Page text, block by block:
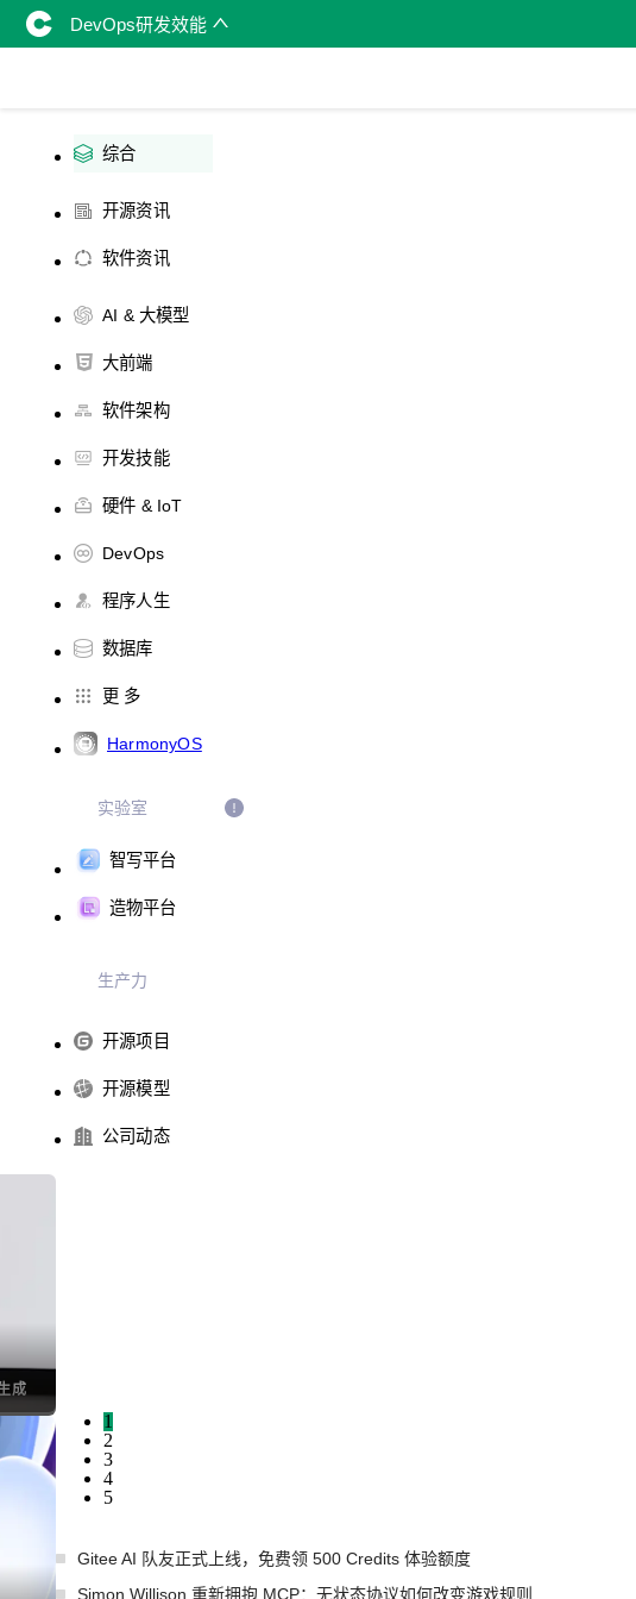
DevOps研发效能
综合
开源资讯
软件资讯
AI & 大模型
大前端
软件架构
开发技能
硬件 & IoT
DevOps
程序人生
数据库
更 多
HarmonyOS
实验室
智写平台
造物平台
生产力
开源项目
开源模型
公司动态
成
1
2
3
4
5
Gitee AI 队友正式上线，免费领 500 Credits 体验额度
Simon Willison 重新拥抱 MCP：无状态协议如何改变游戏规则